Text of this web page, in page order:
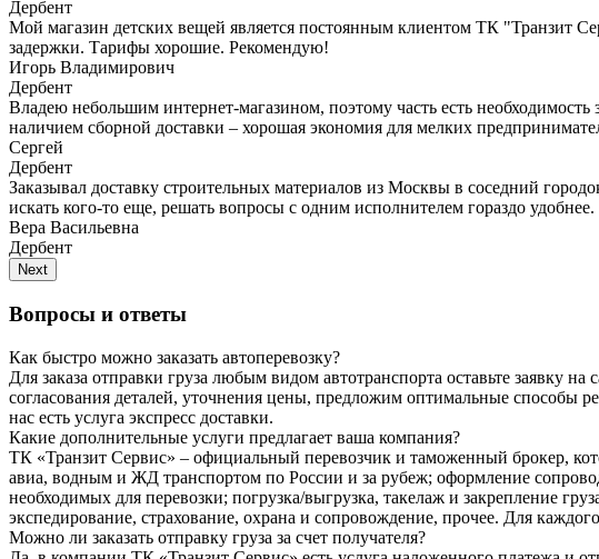
Дербент
Мой магазин детских вещей является постоянным клиентом ТК "Транзит
задержки. Тарифы хорошие. Рекомендую!
Игорь Владимирович
Дербент
Владею небольшим интернет-магазином, поэтому часть есть
наличием сборной доставки – хорошая экономия для мелких
Сергей
Дербент
Заказывал доставку строительных материалов из Москвы в соседний
искать кого-то еще, решать вопросы с одним исполнителем гораздо удобнее.
Вера Васильевна
Дербент
Next
Вопросы и ответы
Как быстро можно заказать автоперевозку?
Для заказа отправки груза любым видом автотранспорта оставьте заявку
согласования деталей, уточнения цены, предложим оптимальные способы
нас есть услуга экспресс доставки.
Какие дополнительные услуги предлагает ваша компания?
ТК «Транзит Сервис» – официальный перевозчик и таможенный брокер,
авиа, водным и ЖД транспортом по России и за рубеж; оформление
необходимых для перевозки; погрузка/выгрузка, такелаж и закрепление
экспедирование, страхование, охрана и сопровождение, прочее. Для
Можно ли заказать отправку груза за счет получателя?